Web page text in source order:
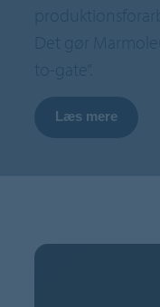
Læs mere